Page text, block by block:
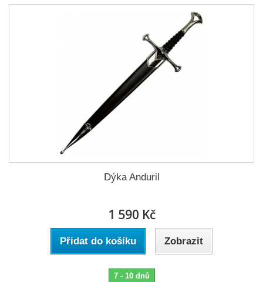
Dýka Anduril
1 590 Kč
Přidat do košíku Zobrazit
7 - 10 dnů